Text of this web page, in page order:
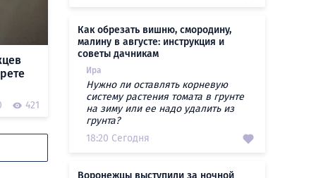
421
Как обрезать вишню, смородину,
малину в августе: инструкция и
советы дачникам
Ира
Нужно ли оставлять корневую
систему растения томата в грунте
на зиму или ее надо удалить из
грунта?
18:20 Сегодня
Воронежцы выступили за ночной